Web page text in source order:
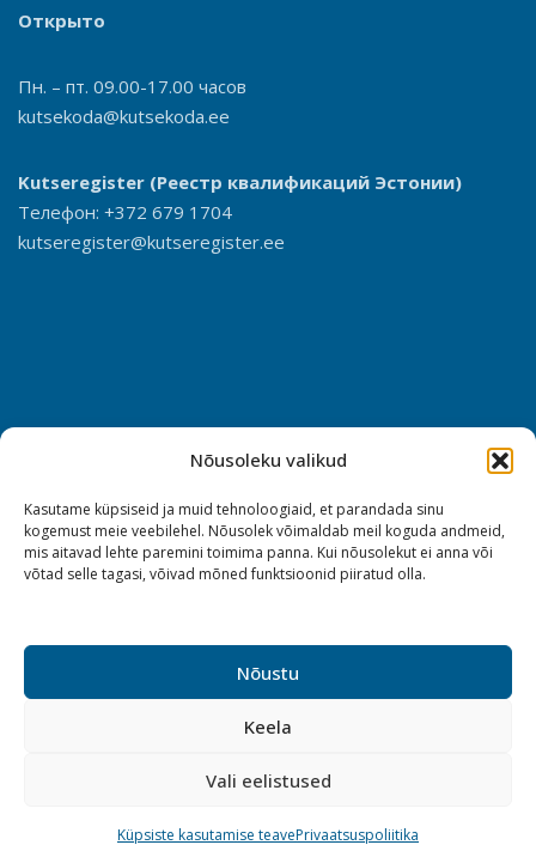
Nõusoleku valikud
Kasutame küpsiseid ja muid tehnoloogiaid, et parandada sinu
kogemust meie veebilehel. Nõusolek võimaldab meil koguda andmeid,
mis aitavad lehte paremini toimima panna. Kui nõusolekut ei anna või
võtad selle tagasi, võivad mõned funktsioonid piiratud olla.
Nõustu
Keela
Vali eelistused
Küpsiste kasutamise teavePrivaatsuspoliitika
Открыто
Пн. – пт. 09.00-17.00 часов
kutsekoda@kutsekoda.ee
Kutseregister (Реестр квалификаций Эстонии)
Телефон: +372 679 1704
kutseregister@kutseregister.ee